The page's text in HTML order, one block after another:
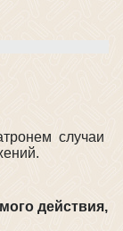
случаи
действия,